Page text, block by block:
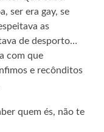
ser era gay, se
as
de desporto…
com que
e recônditos
quem és, não te